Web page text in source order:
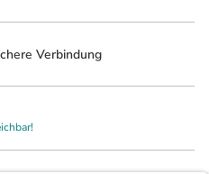
Verbindung